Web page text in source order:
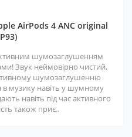
AirPods 4 ANC original
шумозаглушенням
Звук неймовірно чистий,
шумозаглушенню
в музику навіть у шумному
навіть під час активного
також приє..